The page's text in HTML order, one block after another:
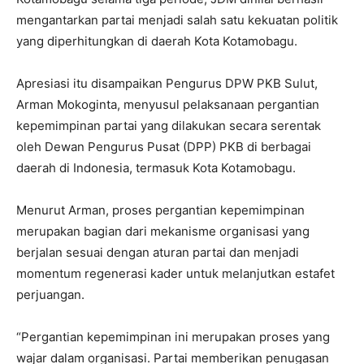
mengantarkan partai menjadi salah satu kekuatan politik
yang diperhitungkan di daerah Kota Kotamobagu.
Apresiasi itu disampaikan Pengurus DPW PKB Sulut,
Arman Mokoginta, menyusul pelaksanaan pergantian
kepemimpinan partai yang dilakukan secara serentak
oleh Dewan Pengurus Pusat (DPP) PKB di berbagai
daerah di Indonesia, termasuk Kota Kotamobagu.
Menurut Arman, proses pergantian kepemimpinan
merupakan bagian dari mekanisme organisasi yang
berjalan sesuai dengan aturan partai dan menjadi
momentum regenerasi kader untuk melanjutkan estafet
perjuangan.
“Pergantian kepemimpinan ini merupakan proses yang
wajar dalam organisasi. Partai memberikan penugasan